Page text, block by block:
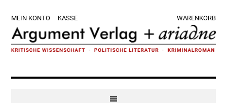
Hauptnavigation
springen
main
content
Hauptsidebar
springen
Fußzeile
springen
MEIN KONTO KASSE WARENKORB